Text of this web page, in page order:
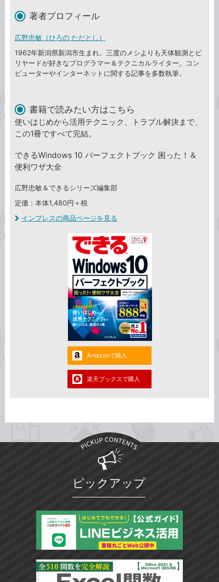
著者プロフィール
広野忠敏（ひろの ただとし）
1962年新潟県新潟市生まれ。三度のメシよりも天体観測とビ
リヤードが好きなプログラマー＆テクニカルライター。コン
ピューターやインターネットに関する記事を多数執筆。
書籍で読みたい方はこちら
使いはじめから活用テクニック、トラブル解決まで、
この1冊ですべて完結。
できるWindows 10 パーフェクトブック 困った！＆
便利ワザ大全
広野忠敏＆できるシリーズ編集部
定価：本体1,480円＋税
インプレスの商品ページを見る
Amazonで購入
楽天ブックスで購入
ピックアップ